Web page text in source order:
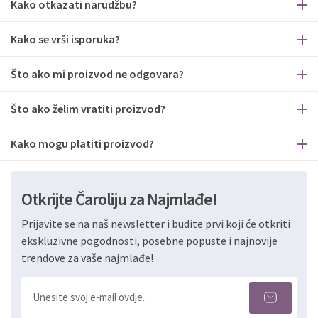
Kako otkazati narudžbu?
Kako se vrši isporuka?
Što ako mi proizvod ne odgovara?
Što ako želim vratiti proizvod?
Kako mogu platiti proizvod?
Otkrijte Čaroliju za Najmlađe!
Prijavite se na naš newsletter i budite prvi koji će otkriti
ekskluzivne pogodnosti, posebne popuste i najnovije
trendove za vaše najmlađe!